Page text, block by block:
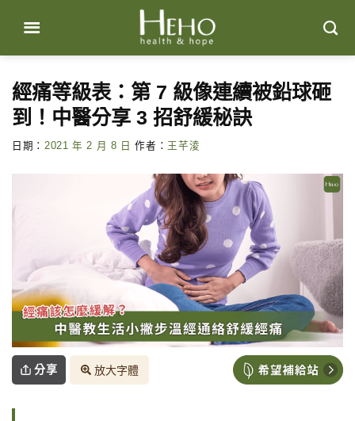
content
經痛等級表：第 7 級像連續被鉛球砸
到！中醫分享 3 招舒緩秘訣
日期： 2021 年 2 月 8 日 作者： 王芊淩
分享 放大字體